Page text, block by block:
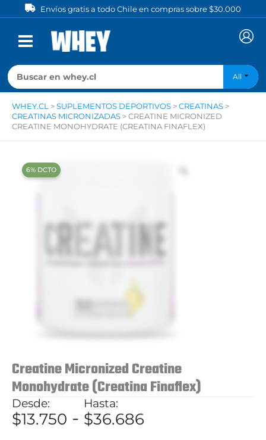
al
contenido
Envíos gratis a todo Chile en compras sobre $30.000
All
WHEY.CL > SUPLEMENTOS DEPORTIVOS > CREATINAS >
CREATINAS MICRONIZADAS > CREATINE MICRONIZED
CREATINE MONOHYDRATE (CREATINA FINAFLEX)
‍6% DCTO‍‍
Creatine Micronized Creatine
Monohydrate (Creatina Finaflex)
$13.750 - $36.686